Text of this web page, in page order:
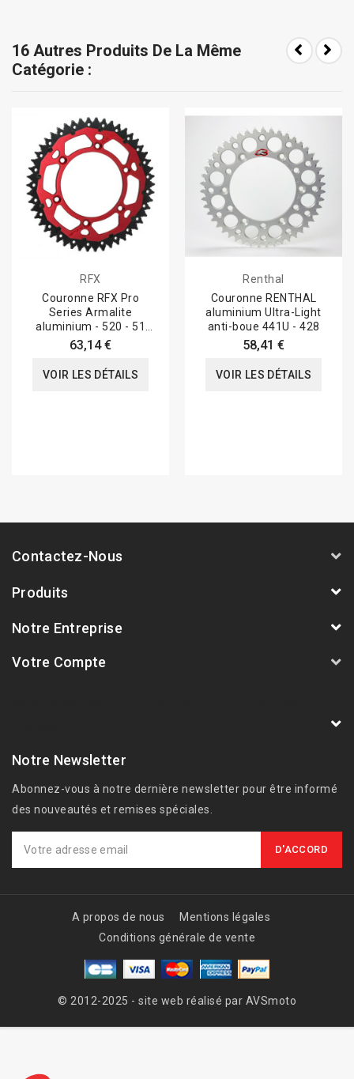
16 Autres Produits De La Même
Catégorie :
RFX
Couronne RFX Pro
Series Armalite
aluminium - 520 - 51
dents
63,14 €
VOIR LES DÉTAILS
Renthal
Couronne RENTHAL
aluminium Ultra-Light
anti-boue 441U - 428
58,41 €
VOIR LES DÉTAILS
Contactez-Nous
Produits
Notre Entreprise
Votre Compte
Notre Newsletter
Abonnez-vous à notre dernière newsletter pour être informé
des nouveautés et remises spéciales.
A propos de nous
Mentions légales
Conditions générale de vente
© 2012-2025 - site web réalisé par AVSmoto